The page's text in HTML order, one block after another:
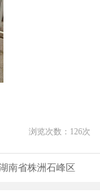
浏览次数： 126次
南省株洲石峰区